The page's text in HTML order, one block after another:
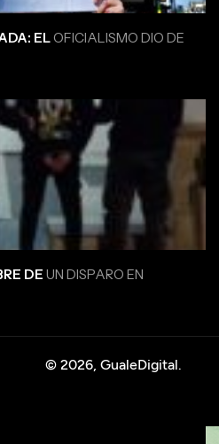
ELOFICIALISMO DIO DE
DE UN DISPARO EN
© 2026, GualeDigital.